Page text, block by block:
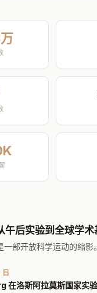
午后实验到全球学术
部开放科学运动的缩影。
在洛斯阿拉莫斯国家实